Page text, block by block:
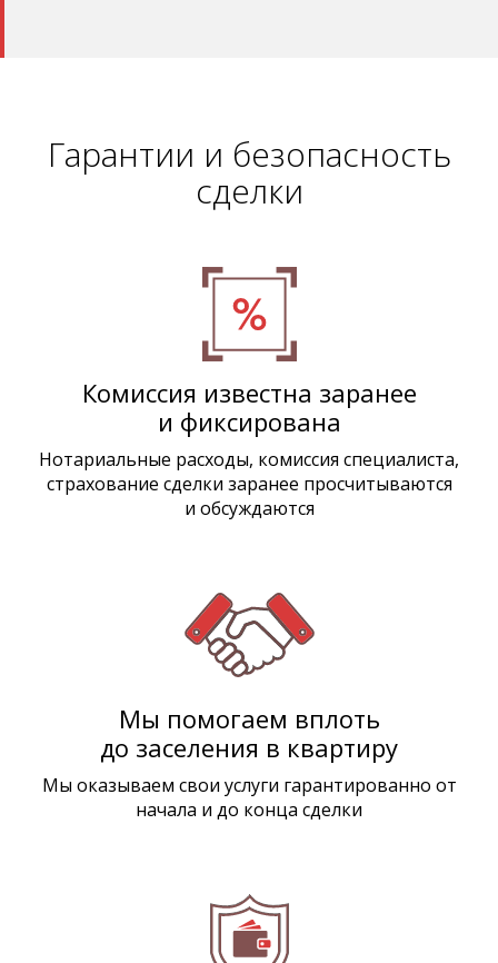
Гарантии и безопасность
сделки
Комиссия известна заранее
и фиксирована
Нотариальные расходы, комиссия специалиста,
страхование сделки заранее просчитываются
и обсуждаются
Мы помогаем вплоть
до заселения в квартиру
Мы оказываем свои услуги гарантированно от
начала и до конца сделки